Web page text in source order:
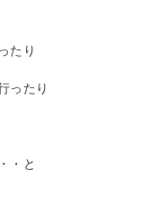
たり
ったり
・と